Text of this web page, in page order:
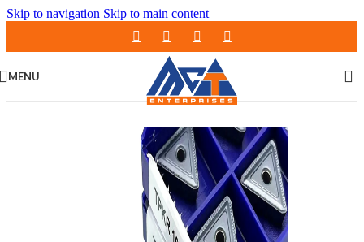
Skip to navigation Skip to main content
MENU